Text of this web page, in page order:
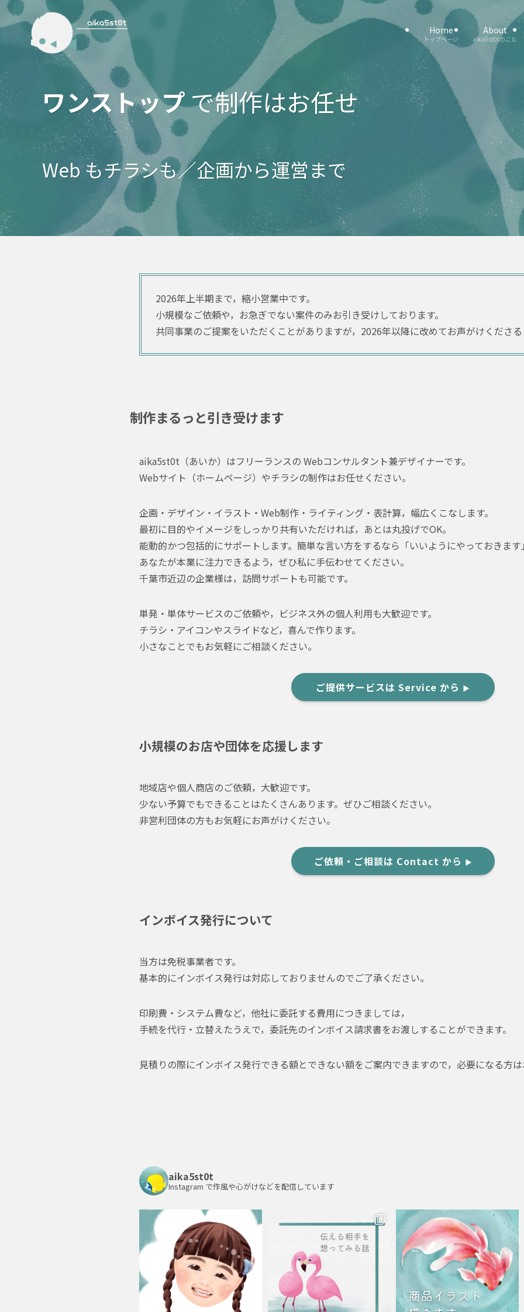
Home
トップページ
About
aika5st0tのこと
ワンストップで制作はお任せ
Web もチラシも／企画から運営まで
2026年上半期まで，縮小営業中です。
小規模なご依頼や，お急ぎでない案件のみお引き受けしております。
共同事業のご提案をいただくことがありますが，2026年以降に改めてお声がけくださ
制作まるっと引き受けます
aika5st0t（あいか）はフリーランスの Webコンサルタント兼デザイナーです。
Webサイト（ホームページ）やチラシの制作はお任せください。
企画・デザイン・イラスト・Web制作・ライティング・表計算，幅広くこなします。
最初に目的やイメージをしっかり共有いただければ，あとは丸投げでOK。
能動的かつ包括的にサポートします。簡単な言い方をするなら「いいようにやっておきます
あなたが本業に注力できるよう，ぜひ私に手伝わせてください。
千葉市近辺の企業様は，訪問サポートも可能です。
単発・単体サービスのご依頼や，ビジネス外の個人利用も大歓迎です。
チラシ・アイコンやスライドなど，喜んで作ります。
小さなことでもお気軽にご相談ください。
ご提供サービスは Service から ▶︎
小規模のお店や団体を応援します
地域店や個人商店のご依頼，大歓迎です。
少ない予算でもできることはたくさんあります。ぜひご相談ください。
非営利団体の方もお気軽にお声がけください。
ご依頼・ご相談は Contact から ▶︎
インボイス発行について
当方は免税事業者です。
基本的にインボイス発行は対応しておりませんのでご了承ください。
印刷費・システム費など，他社に委託する費用につきましては，
手続を代行・立替えたうえで，委託先のインボイス請求書をお渡しすることができます。
見積りの際にインボイス発行できる額とできない額をご案内できますので，必要になる方
aika5st0t
Instagram で作風や心がけなどを配信しています